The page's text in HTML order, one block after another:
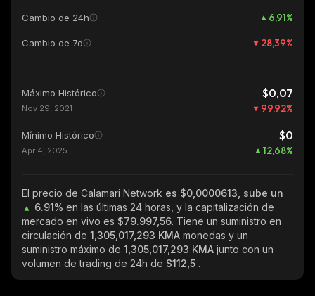
Cambio de 24h 6,91%
Cambio de 7d 28,39%
Máximo Histórico $0,07
Nov 29, 2021 99,92%
Mínimo Histórico $0
Apr 4, 2025 12,68%
El precio de Calamari Network es $0,0000613, sube un
6.91% en las últimas 24 horas, y la capitalización de
mercado en vivo es $79.997,56. Tiene un suministro en
circulación de 1,305,017,293 KMA monedas y un
suministro máximo de 1,305,017,293 KMA junto con un
volumen de trading de 24h de $112,5 .